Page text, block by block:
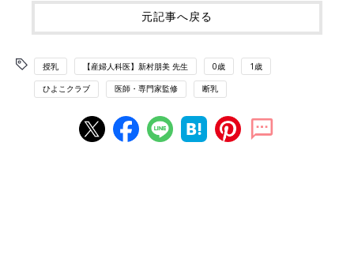
元記事へ戻る
授乳 【産婦人科医】新村朋美 先生 0歳 1歳
ひよこクラブ 医師・専門家監修 断乳